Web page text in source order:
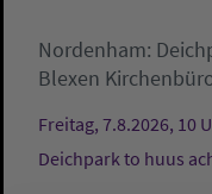
Nordenham:
Blexen
Freitag, 7.8.2026, 10
Deichpark to huus